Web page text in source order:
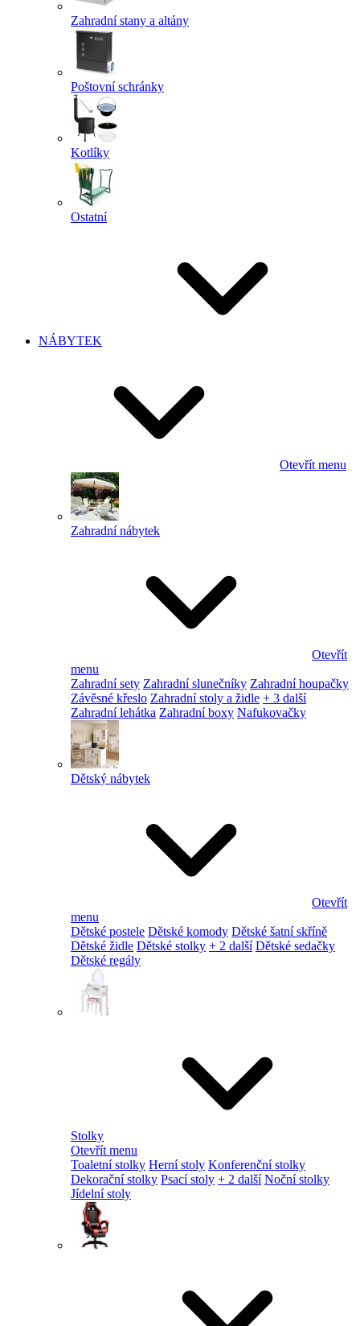
Zahradní stany a altány
Poštovní schránky
Kotlíky
Ostatní
NÁBYTEK
Otevřít menu
Zahradní nábytek
Otevřít
menu
Zahradní sety Zahradní slunečníky Zahradní houpačky
Závěsné křeslo Zahradní stoly a židle + 3 další
Zahradní lehátka Zahradní boxy Nafukovačky
Dětský nábytek
Otevřít
menu
Dětské postele Dětské komody Dětské šatní skříně
Dětské židle Dětské stolky + 2 další Dětské sedačky
Dětské regály
Stolky
Otevřít menu
Toaletní stolky Herní stoly Konferenční stolky
Dekorační stolky Psací stoly + 2 další Noční stolky
Jídelní stoly